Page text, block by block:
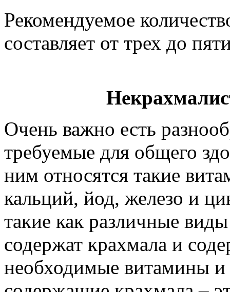
Рекомендуемое
составляет от трех до
Очень важно есть
требуемые для общего
ним относятся такие
кальций, йод, железо и
такие как различные
содержат крахмала и
необходимые витамины